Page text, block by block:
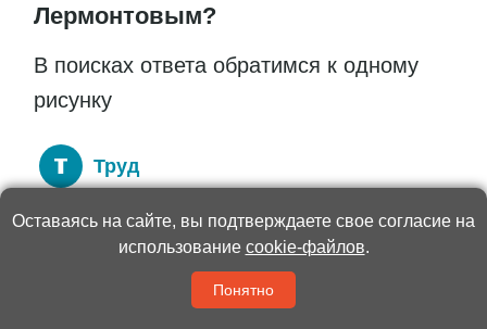
Лермонтовым?
В поисках ответа обратимся к одному
рисунку
Труд
На старинный вопрос, был ли Пушкин знаком
с Лермонтовым, саратовская исследовательница,
автор книги «Рисунки Пушкина как графический
дневник» Любовь КРАВАЛЬ отвечает
Оставаясь на сайте, вы подтверждаете свое согласие на
использование cookie-файлов.
Понятно